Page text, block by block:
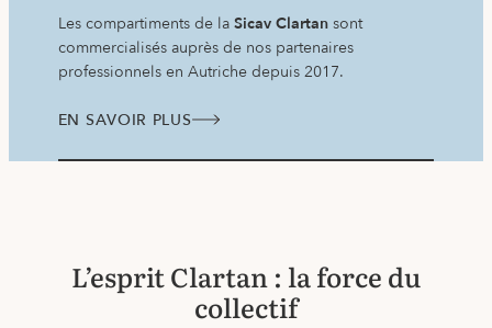
Les compartiments de la Sicav Clartan sont
commercialisés auprès de nos partenaires
professionnels en Autriche depuis 2017.
EN SAVOIR PLUS
L’esprit Clartan : la force du
collectif